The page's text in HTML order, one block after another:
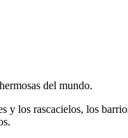
del mundo.
y los rascacielos, los